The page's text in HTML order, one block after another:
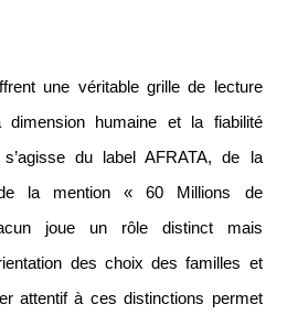
une véritable grille de lecture
humaine et la fiabilité
s’agisse du label AFRATA, de la
la mention « 60 Millions de
joue un rôle distinct mais
des choix des familles et
attentif à ces distinctions permet